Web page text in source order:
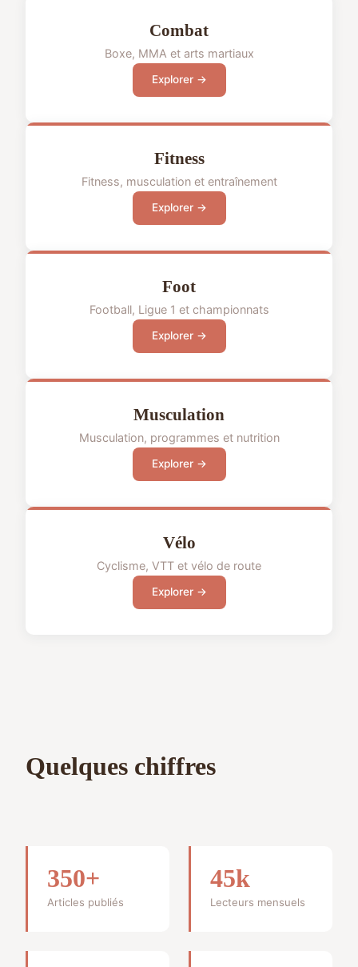
Combat
Boxe, MMA et arts martiaux
Explorer →
Fitness
Fitness, musculation et entraînement
Explorer →
Foot
Football, Ligue 1 et championnats
Explorer →
Musculation
Musculation, programmes et nutrition
Explorer →
Vélo
Cyclisme, VTT et vélo de route
Explorer →
Quelques chiffres
350+
Articles publiés
45k
Lecteurs mensuels